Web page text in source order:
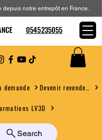
demande
LV3D
Search
depuis notre entrepôt en France.
0545235055